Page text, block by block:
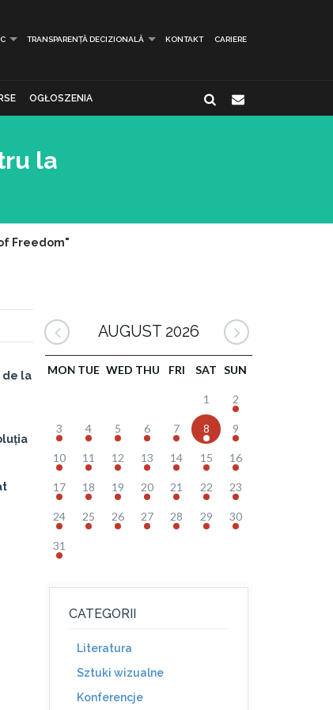
TRANSPARENȚĂ DECIZIONALĂ KONTAKT CARIERE
OGŁOSZENIA
la
Freedom"
de la
AUGUST 2026
MON TUE WED THU FRI SAT SUN
1 2
3 4 5 6 7 8 9
10 11 12 13 14 15 16
17 18 19 20 21 22 23
24 25 26 27 28 29 30
31
CATEGORII
Literatura
Sztuki wizualne
Konferencje